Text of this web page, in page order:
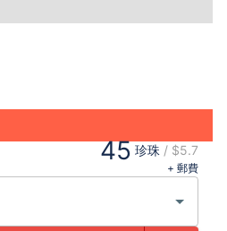
45 珍珠 / $5.7
+ 郵費